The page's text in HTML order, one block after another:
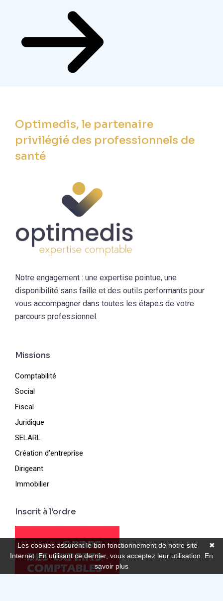
Optimedis, le partenaire
privilégié des professionnels de
santé
Notre engagement : une expertise pointue, une
disponibilité sans faille et des outils performants pour
vous accompagner dans toutes les étapes de votre
parcours professionnel.
Missions
Comptabilité
Social
Fiscal
Juridique
SELARL
Création d’entreprise
Dirigeant
Immobilier
Inscrit à l'ordre
✖
Les cookies assurent le bon fonctionnement de notre site
Internet. En utilisant ce dernier, vous acceptez leur utilisation. En
savoir plus